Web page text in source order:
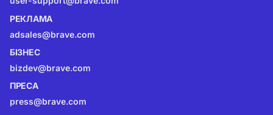
РЕКЛАМА
adsales@brave.com
БІЗНЕС
bizdev@brave.com
ПРЕСА
press@brave.com